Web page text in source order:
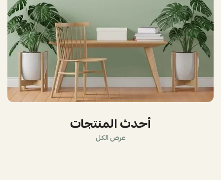
أحدث المنتجات
عرض الكل